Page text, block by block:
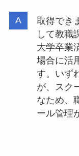
取得でき
して教職
大学卒業
場合に活
す。いず
が、スク
なため、
ール管理